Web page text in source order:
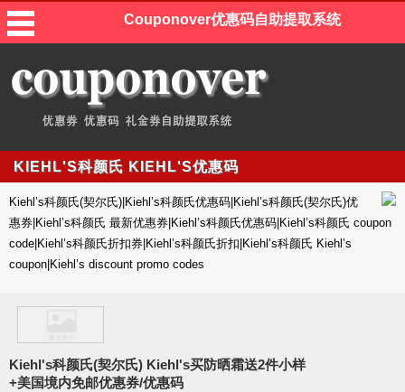
Couponover优惠码自助提取系统
KIEHL'S科颜氏 KIEHL'S优惠码
Kiehl’s科颜氏(契尔氏)|Kiehl’s科颜氏优惠码|Kiehl’s科颜氏(契尔氏)优
惠券|Kiehl’s科颜氏 最新优惠券|Kiehl’s科颜氏优惠码|Kiehl’s科颜氏 coupon
code|Kiehl’s科颜氏折扣券|Kiehl’s科颜氏折扣|Kiehl’s科颜氏 Kiehl’s
coupon|Kiehl’s discount promo codes
Kiehl's科颜氏(契尔氏) Kiehl's买防晒霜送2件小样
+美国境内免邮优惠券/优惠码